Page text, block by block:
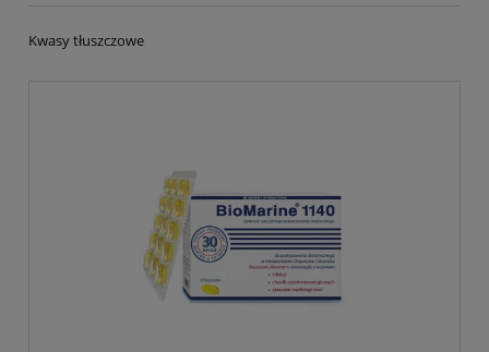
Kwasy tłuszczowe